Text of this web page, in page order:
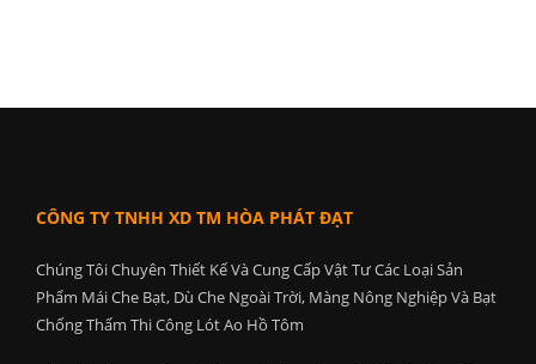
CÔNG TY TNHH XD TM HÒA PHÁT ĐẠT
Chúng Tôi Chuyên Thiết Kế Và Cung Cấp Vật Tư Các Loại Sản
Phẩm Mái Che Bạt, Dù Che Ngoài Trời, Màng Nông Nghiệp Và Bạt
Chống Thấm Thi Công Lót Ao Hồ Tôm